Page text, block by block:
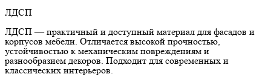
ЛДСП
ЛДСП — практичный и доступный материал для фасадов и
корпусов мебели. Отличается высокой прочностью,
устойчивостью к механическим повреждениям и
разнообразием декоров. Подходит для современных и
классических интерьеров.